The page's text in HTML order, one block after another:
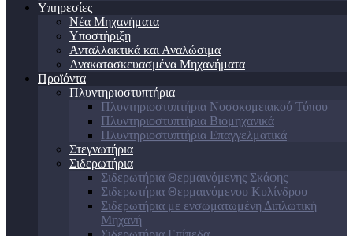
Υπηρεσίες
Νέα Μηχανήματα
Υποστήριξη
Ανταλλακτικά και Αναλώσιμα
Ανακατασκευασμένα Μηχανήματα
Προϊόντα
Πλυντηριοστυπτήρια
Πλυντηριοστυπτήρια Νοσοκομειακού Τύπου
Πλυντηριοστυπτήρια Βιομηχανικά
Πλυντηριοστυπτήρια Επαγγελματικά
Στεγνωτήρια
Σιδερωτήρια
Σιδερωτήρια Θερμαινόμενης Σκάφης
Σιδερωτήρια Θερμαινόμενου Κυλίνδρου
Σιδερωτήρια με ενσωματωμένη Διπλωτική
Μηχανή